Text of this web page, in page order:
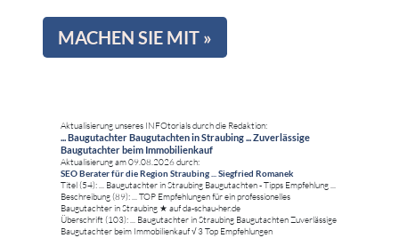
MACHEN SIE MIT »
Aktualisierung unseres INFOtorials durch die Redaktion:
... Baugutachter Baugutachten in Straubing ... Zuverlässige
Baugutachter beim Immobilienkauf
Aktualisierung am 09.08.2026 durch:
SEO Berater für die Region Straubing ... Siegfried Romanek
Titel (54): ... Baugutachter in Straubing Baugutachten - Tipps Empfehlung ...
Beschreibung (89): ... TOP Empfehlungen für ein professionelles
Baugutachter in Straubing ★ auf da-schau-her.de
Überschrift (103): ... Baugutachter in Straubing Baugutachten Zuverlässige
Baugutachter beim Immobilienkauf √ 3 Top Empfehlungen